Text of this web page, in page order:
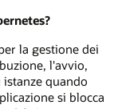
la gestione dei
l'avvio,
quando
si blocca